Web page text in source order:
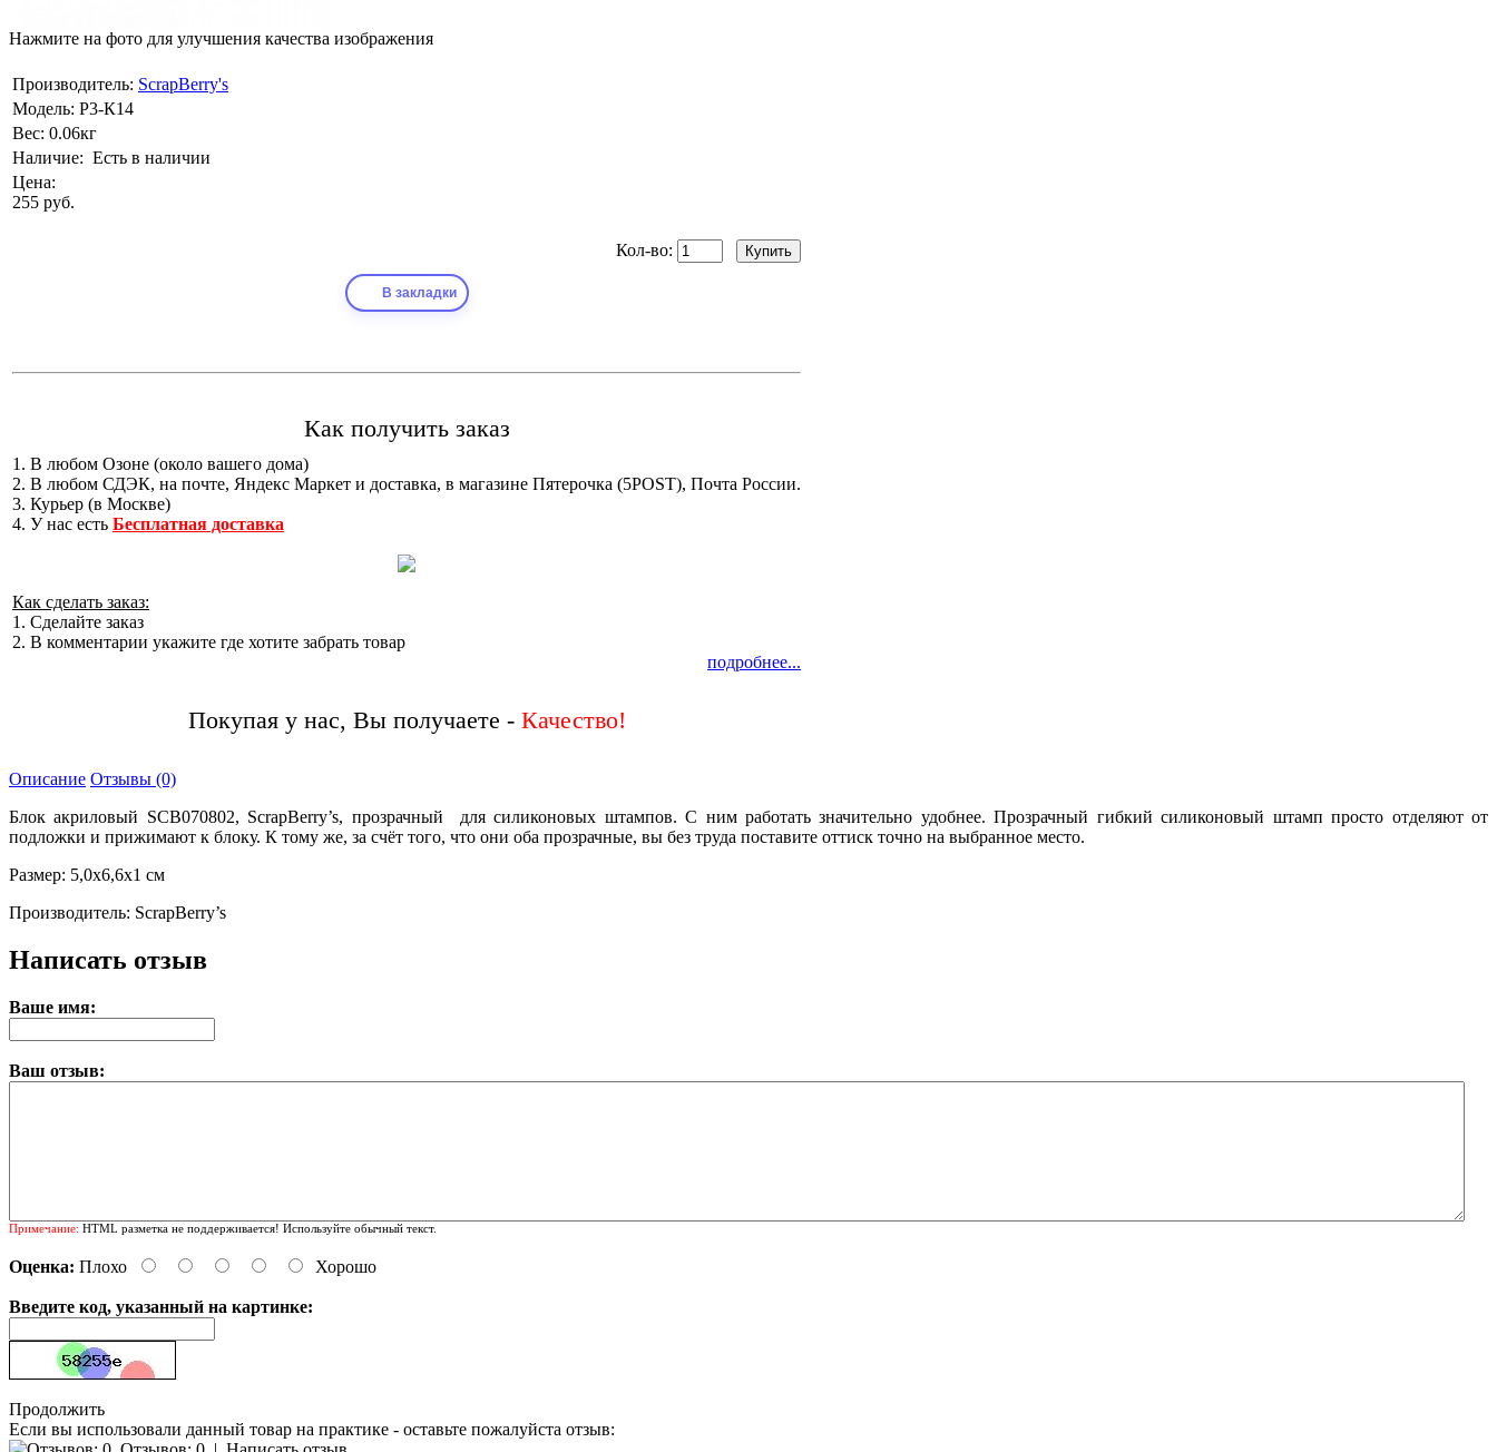
Нажмите на фото для улучшения качества изображения
Производитель: ScrapBerry's
Модель: Р3-К14
Вес: 0.06кг
Наличие: Есть в наличии
Цена:
255 руб.
Кол-во:
В закладки
Как получить заказ
1. В любом Озоне (около вашего дома)
2. В любом СДЭК, на почте, Яндекс Маркет и доставка, в магазине Пятерочка (5POST), Почта России.
3. Курьер (в Москве)
4. У нас есть Бесплатная доставка
Как сделать заказ:
1. Сделайте заказ
2. В комментарии укажите где хотите забрать товар
подробнее...
Покупая у нас, Вы получаете -
Описание Отзывы (0)
Блок акриловый SCB070802, ScrapBerry’s, прозрачный для силиконовых штампов. С ним работать значительно удобнее. Прозрачный гибкий силиконовый штамп просто отделяют от
подложки и прижимают к блоку. К тому же, за счёт того, что они оба прозрачные, вы без труда поставите оттиск точно на выбранное место.
Размер: 5,0х6,6х1 см
Производитель: ScrapBerry’s
Написать отзыв
Ваше имя:
Ваш отзыв:
Примечание: HTML разметка не поддерживается! Используйте обычный текст.
Оценка: Плохо Хорошо
Введите код, указанный на картинке:
Продолжить
Если вы использовали данный товар на практике - оставьте пожалуйста отзыв: